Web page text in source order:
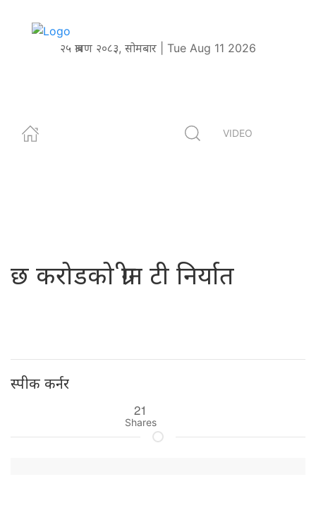
२५ श्रावण २०८३, सोमबार | Tue Aug 11 2026
VIDEO
छ करोडको ग्रीन टी निर्यात
स्पीक कर्नर
21
Shares